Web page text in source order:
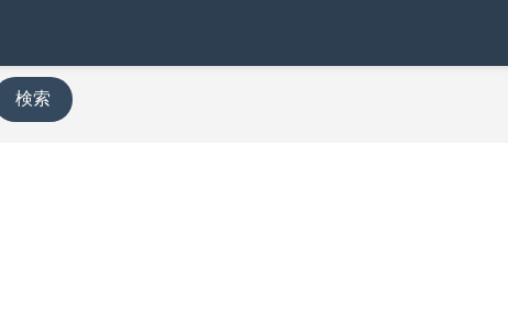
検索